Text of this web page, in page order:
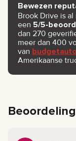
Bewezen
Brook Drive is al
een 5/5-
dan 270
meer dan 400
van
Amerikaanse